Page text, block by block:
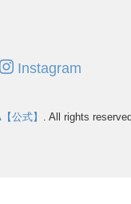
Instagram
公式】 . All rights